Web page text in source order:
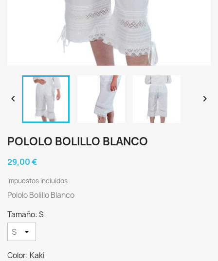
 
POLOLO BOLILLO BLANCO
29,00 €
Impuestos incluidos
Pololo Bolillo Blanco
Tamaño: S
Color: Kaki